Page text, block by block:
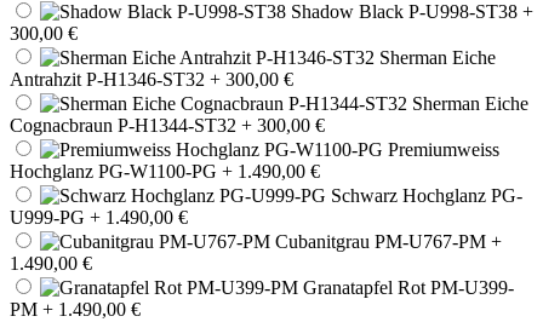
Shadow Black P-U998-ST38 +
300,00 €
Sherman Eiche
Antrahzit P-H1346-ST32 + 300,00 €
Sherman Eiche
Cognacbraun P-H1344-ST32 + 300,00 €
Premiumweiss
Hochglanz PG-W1100-PG + 1.490,00 €
Schwarz Hochglanz PG-
U999-PG + 1.490,00 €
Cubanitgrau PM-U767-PM +
1.490,00 €
Granatapfel Rot PM-U399-
PM + 1.490,00 €